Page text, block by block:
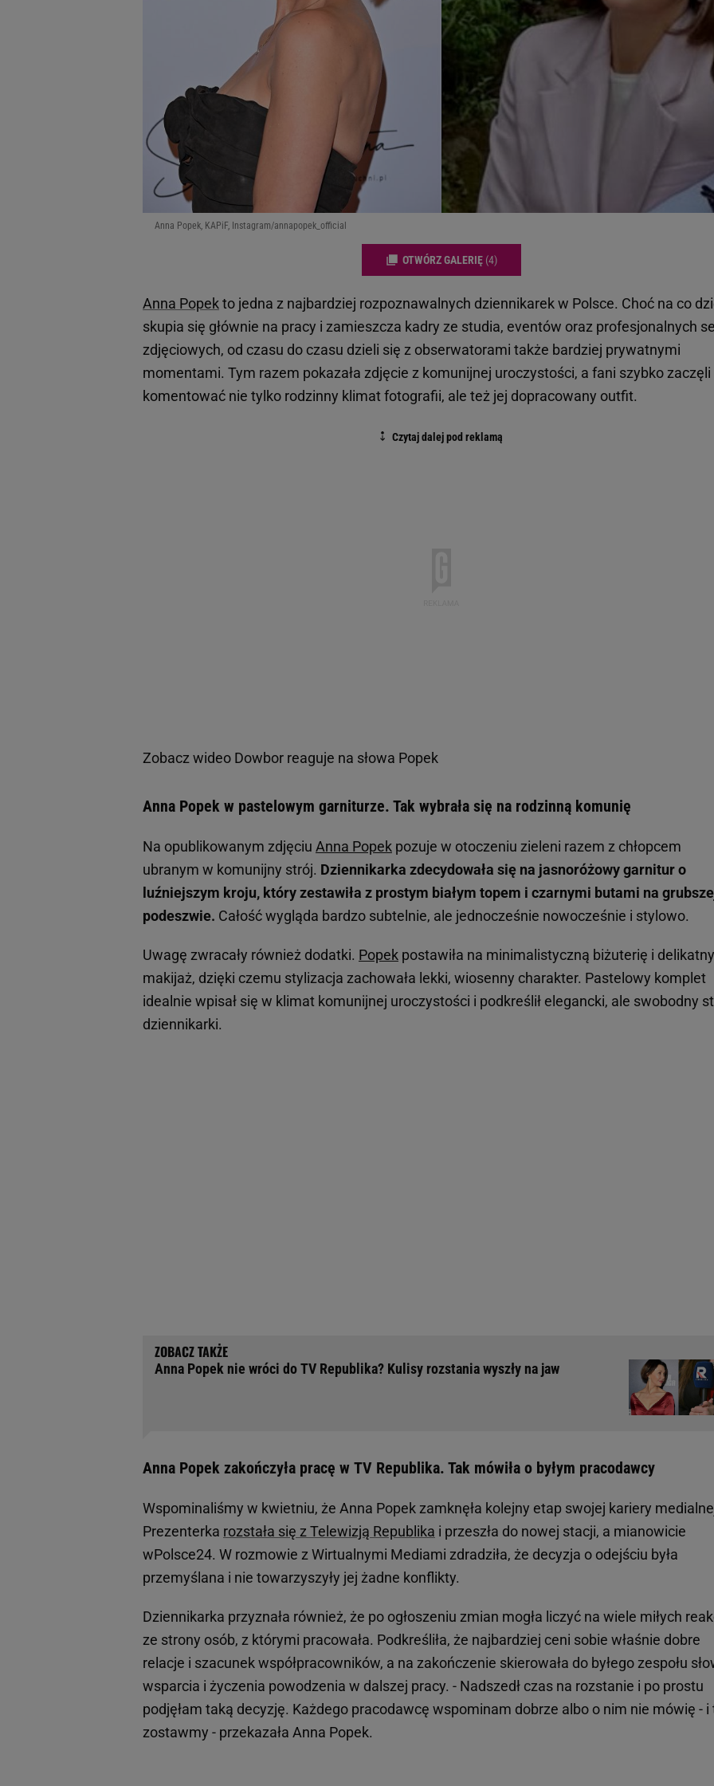
Anna Popek, KAPiF, Instagram/annapopek_official
OTWÓRZ GALERIĘ (4)
Anna Popekto jedna z najbardziej rozpoznawalnych dziennikarek w Polsce. Choć na co
skupia się głównie na pracy i zamieszcza kadry ze studia, eventów oraz profesjonalnych
zdjęciowych, od czasu do czasu dzieli się z obserwatorami także bardziej prywatnymi
momentami. Tym razem pokazała zdjęcie z komunijnej uroczystości, a fani szybko zaczęli
komentować nie tylko rodzinny klimat fotografii, ale też jej dopracowany outfit.
Zobacz wideo Dowbor reaguje na słowa Popek
Anna Popek w pastelowym garniturze. Tak wybrała się na rodzinną komunię
Na opublikowanym zdjęciu Anna Popek pozuje w otoczeniu zieleni razem z chłopcem
ubranym w komunijny strój. Dziennikarka zdecydowała się na jasnoróżowy garnitur o
luźniejszym kroju, który zestawiła z prostym białym topem i czarnymi butami na
podeszwie. Całość wygląda bardzo subtelnie, ale jednocześnie nowocześnie i stylowo.
Uwagę zwracały również dodatki. Popek postawiła na minimalistyczną biżuterię i delikatny
makijaż, dzięki czemu stylizacja zachowała lekki, wiosenny charakter. Pastelowy komplet
idealnie wpisał się w klimat komunijnej uroczystości i podkreślił elegancki, ale swobodny
dziennikarki.
Anna Popek nie wróci do TV Republika? Kulisy rozstania wyszły na jaw
Anna Popek zakończyła pracę w TV Republika. Tak mówiła o byłym pracodawcy
Wspominaliśmy w kwietniu, że Anna Popek zamknęła kolejny etap swojej kariery
Prezenterka rozstała się z Telewizją Republika i przeszła do nowej stacji, a mianowicie
wPolsce24. W rozmowie z Wirtualnymi Mediami zdradziła, że decyzja o odejściu była
przemyślana i nie towarzyszyły jej żadne konflikty.
Dziennikarka przyznała również, że po ogłoszeniu zmian mogła liczyć na wiele miłych
ze strony osób, z którymi pracowała. Podkreśliła, że najbardziej ceni sobie właśnie dobre
relacje i szacunek współpracowników, a na zakończenie skierowała do byłego zespołu
wsparcia i życzenia powodzenia w dalszej pracy. - Nadszedł czas na rozstanie i po prostu
podjęłam taką decyzję. Każdego pracodawcę wspominam dobrze albo o nim nie mówię - i
zostawmy - przekazała Anna Popek.